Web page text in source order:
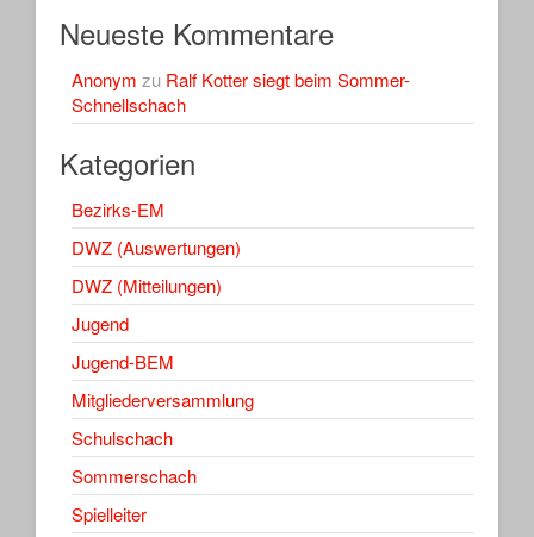
Neueste Kommentare
Anonym zu Ralf Kotter siegt beim Sommer-
Schnellschach
Kategorien
Bezirks-EM
DWZ (Auswertungen)
DWZ (Mitteilungen)
Jugend
Jugend-BEM
Mitgliederversammlung
Schulschach
Sommerschach
Spielleiter